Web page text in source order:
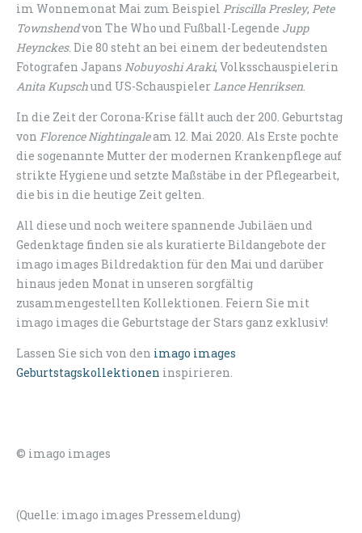
im Wonnemonat Mai zum Beispiel Priscilla Presley, Pete
Townshendvon The Who und Fußball-Legende Jupp
Heynckes. Die 80 steht an bei einem der bedeutendsten
Fotografen Japans Nobuyoshi Araki, Volksschauspielerin
Anita Kupschund US-SchauspielerLance Henriksen.
In die Zeit der Corona-Krise fällt auch der 200. Geburtstag
von Florence Nightingaleam 12. Mai 2020. Als Erste pochte
die sogenannte Mutter der modernen Krankenpflege auf
strikte Hygiene und setzte Maßstäbe in der Pflegearbeit,
die bis in die heutige Zeit gelten.
All diese und noch weitere spannende Jubiläen und
Gedenktage finden sie als kuratierte Bildangebote der
imago images Bildredaktion für den Mai und darüber
hinaus jeden Monat in unseren sorgfältig
zusammengestellten Kollektionen. Feiern Sie mit
imago images die Geburtstage der Stars ganz exklusiv!
Lassen Sie sich von den imago images
Geburtstagskollektionen inspirieren.
© imago images
(Quelle: imago images Pressemeldung)